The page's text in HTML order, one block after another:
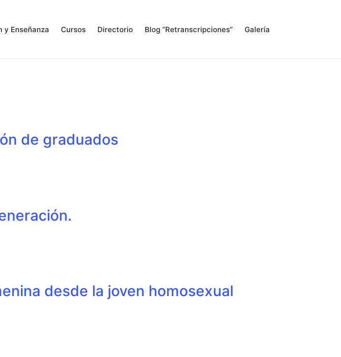
y Enseñanza Cursos Directorio Blog “Retranscripciones” Galería
de graduados
desde la joven homosexual